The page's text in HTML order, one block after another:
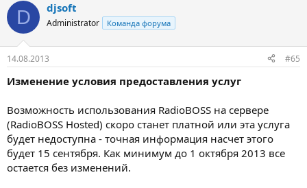
D djsoft
Administrator Команда форума
14.08.2013 #65
Изменение условия предоставления услуг
Возможность использования RadioBOSS на сервере
(RadioBOSS Hosted) скоро станет платной или эта услуга
будет недоступна - точная информация насчет этого
будет 15 сентября. Как минимум до 1 октября 2013 все
остается без изменений.